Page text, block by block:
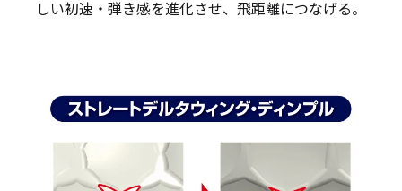
しい初速・弾き感を進化させ、飛距離につなげる。